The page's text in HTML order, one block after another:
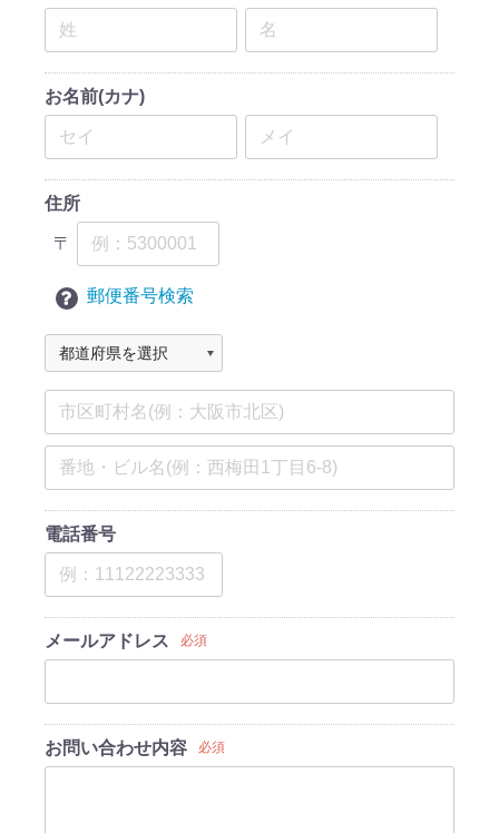
お名前(カナ)
住所
〒
郵便番号検索
電話番号
メールアドレス 必須
お問い合わせ内容 必須